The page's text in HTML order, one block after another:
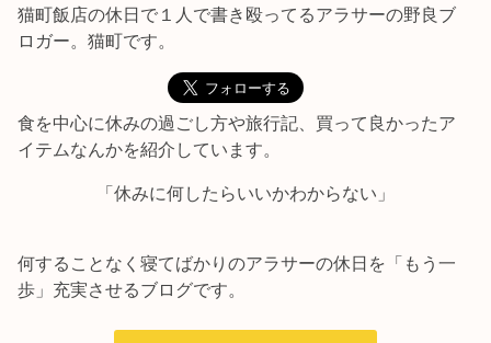
猫町飯店の休日で１人で書き殴ってるアラサーの野良ブ
ロガー。猫町です。
食を中心に休みの過ごし方や旅行記、買って良かったア
イテムなんかを紹介しています。
「休みに何したらいいかわからない」
何することなく寝てばかりのアラサーの休日を「もう一
歩」充実させるブログです。